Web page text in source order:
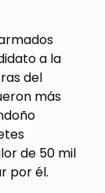
a la
del
más
de 50 mil
por él.